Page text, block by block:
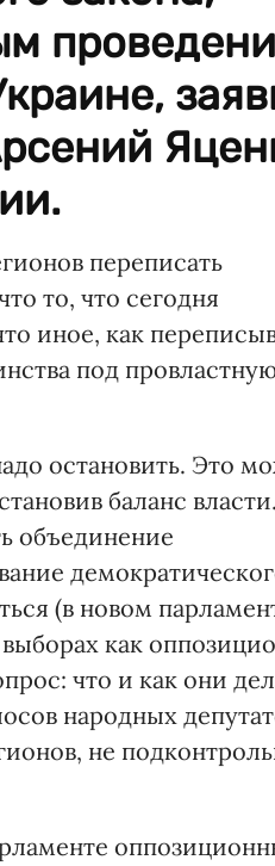
переписать
то, что сегодня
иное, как
под
остановить. Это
баланс власти.
объединение
(в новом
как
что и как они
народных
не